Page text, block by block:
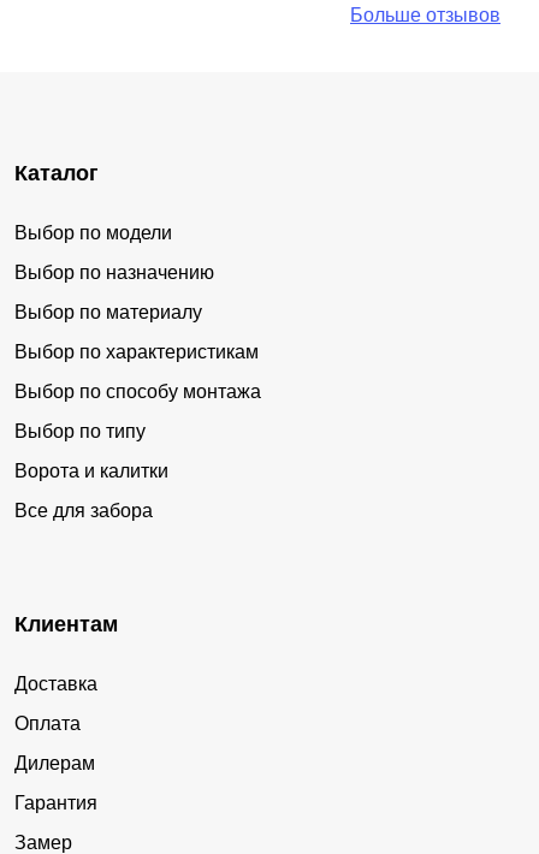
Больше отзывов
Каталог
Выбор по модели
Выбор по назначению
Выбор по материалу
Выбор по характеристикам
Выбор по способу монтажа
Выбор по типу
Ворота и калитки
Все для забора
Клиентам
Доставка
Оплата
Дилерам
Гарантия
Замер